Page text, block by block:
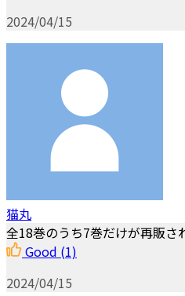
2024/04/15
猫丸
全18巻のうち7巻だけが再販さ
Good (1)
2024/04/15